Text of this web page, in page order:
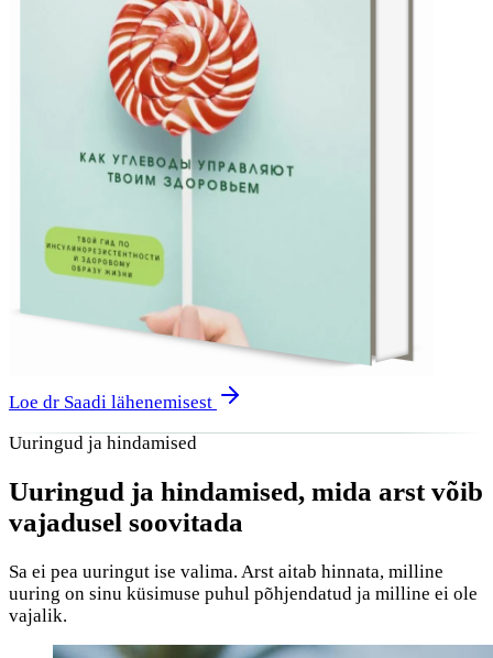
Loe dr Saadi lähenemisest
Uuringud ja hindamised
Uuringud ja hindamised, mida arst võib
vajadusel soovitada
Sa ei pea uuringut ise valima. Arst aitab hinnata, milline
uuring on sinu küsimuse puhul põhjendatud ja milline ei ole
vajalik.